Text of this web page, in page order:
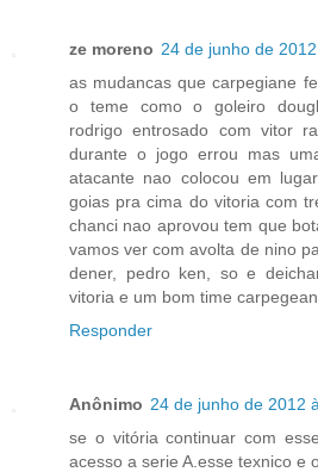
ze moreno 24 de junho de
as mudancas que carpegiane
o teme como o goleiro
rodrigo entrosado com vitor
durante o jogo errou mas
atacante nao colocou em
goias pra cima do vitoria com
chanci nao aprovou tem que
vamos ver com avolta de nino
dener, pedro ken, so e
vitoria e um bom time
Responder
Anônimo 24 de junho de 2012
se o vitória continuar com
acesso a serie A.esse texnico e